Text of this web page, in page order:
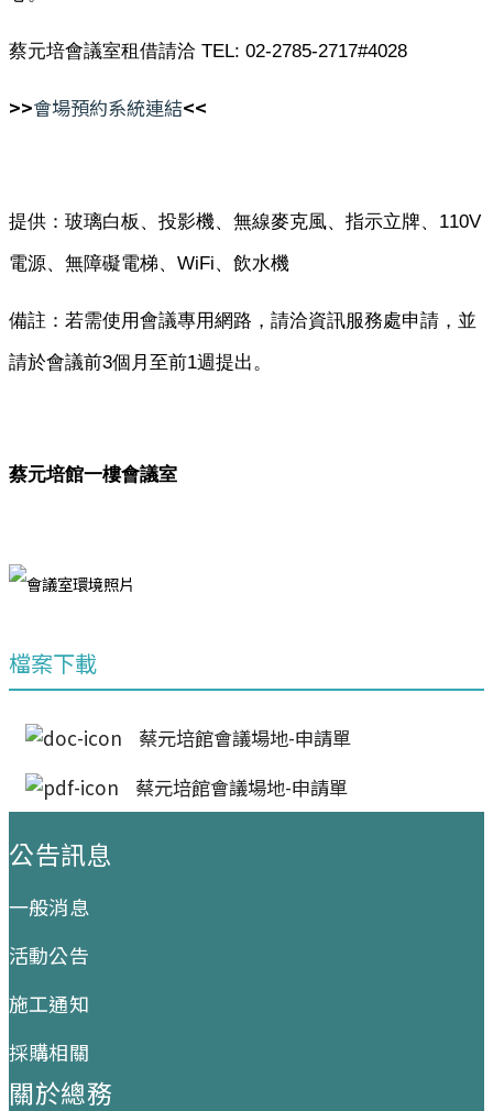
蔡元培會議室租借請洽 TEL: 02-2785-2717#4028
>>會場預約系統連結<<
提供：玻璃白板、投影機、無線麥克風、指示立牌、110V
電源、無障礙電梯、WiFi、飲水機
備註：若需使用會議專用網路，請洽資訊服務處申請，並
請於會議前3個月至前1週提出。
蔡元培館一樓會議室
檔案下載
蔡元培館會議場地-申請單
蔡元培館會議場地-申請單
公告訊息
一般消息
活動公告
施工通知
採購相關
關於總務